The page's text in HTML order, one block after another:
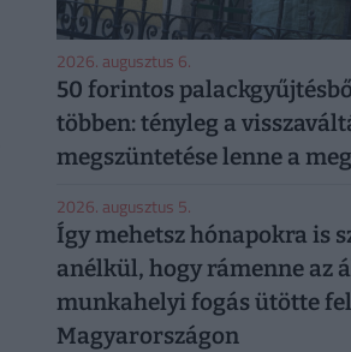
2026. augusztus 6.
50 forintos
többen: tényleg a
megszüntetése lenne a
2026. augusztus 5.
Így mehetsz hónapokra is
anélkül, hogy rámenne az
munkahelyi fogás ütötte
Magyarországon